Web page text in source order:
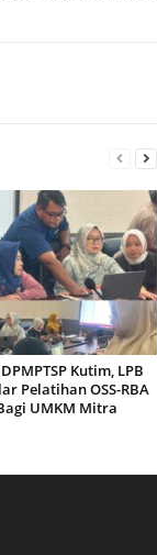
Kutim, LPB
Pelatihan OSS-RBA
UMKM Mitra